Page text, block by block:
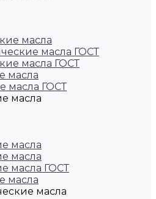
масла
масла ГОСТ
масла ГОСТ
масла
масла ГОСТ
масла
масла
масла
масла ГОСТ
масла
масла